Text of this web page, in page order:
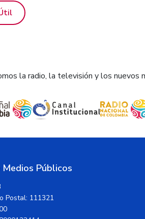
la radio, la televisión y los nuevos
Públicos
Postal: 111321